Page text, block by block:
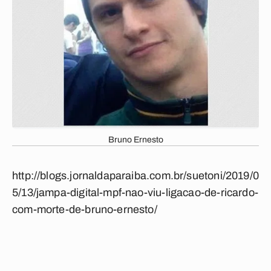
Bruno Ernesto
http://blogs.jornaldaparaiba.com.br/suetoni/2019/0
5/13/jampa-digital-mpf-nao-viu-ligacao-de-ricardo-
com-morte-de-bruno-ernesto/